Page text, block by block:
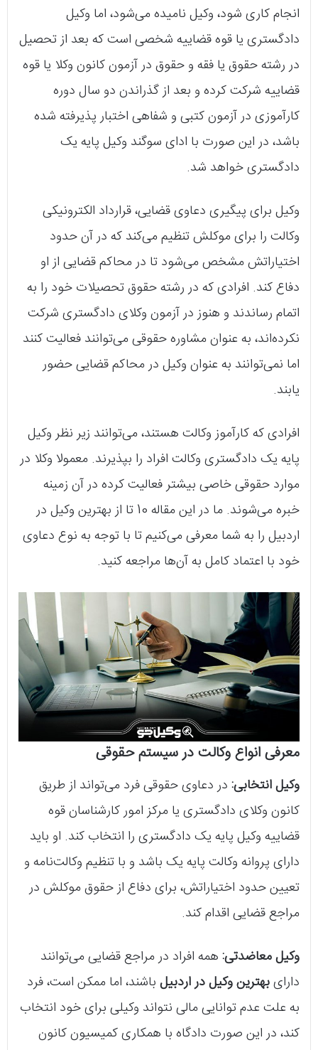
انجام کاری شود، وکیل نامیده می‌شود، اما وکیل
دادگستری یا قوه قضاییه شخصی است که بعد از تحصیل
در رشته حقوق یا فقه و حقوق در آزمون کانون وکلا یا قوه
قضاییه شرکت کرده و بعد از گذراندن دو سال دوره
کارآموزی در آزمون کتبی و شفاهی اختبار پذیرفته شده
باشد، در این صورت با ادای سوگند وکیل پایه یک
دادگستری خواهد شد.
وکیل برای پیگیری دعاوی قضایی، قرارداد الکترونیکی
وکالت را برای موکلش تنظیم می‌کند که در آن حدود
اختیاراتش مشخص می‌شود تا در محاکم قضایی از او
دفاع کند. افرادی که در رشته حقوق تحصیلات خود را به
اتمام رساندند و هنوز در آزمون وکلای دادگستری شرکت
نکرده‌اند، به عنوان مشاوره حقوقی می‌توانند فعالیت کنند
اما نمی‌توانند به عنوان وکیل در محاکم قضایی حضور
یابند.
افرادی که کارآموز وکالت هستند، می‌توانند زیر نظر وکیل
پایه یک دادگستری وکالت افراد را بپذیرند. معمولا وکلا در
موارد حقوقی خاصی بیشتر فعالیت کرده در آن زمینه
خبره می‌شوند. ما در این مقاله 10 تا از بهترین وکیل در
اردبیل را به شما معرفی می‌کنیم تا با توجه به نوع دعاوی
خود با اعتماد کامل به آن‌ها مراجعه کنید.
معرفی انواع وکالت در سیستم حقوقی
وکیل انتخابی: در دعاوی حقوقی فرد می‌تواند از طریق
کانون وکلای دادگستری یا مرکز امور کارشناسان قوه
قضاییه وکیل پایه یک دادگستری را انتخاب کند. او باید
دارای پروانه وکالت پایه یک باشد و با تنظیم وکالت‌نامه و
تعیین حدود اختیاراتش، برای دفاع از حقوق موکلش در
مراجع قضایی اقدام کند.
وکیل معاضدتی: همه افراد در مراجع قضایی می‌توانند
دارایبهترین وکیل در اردبیل باشند، اما ممکن است، فرد
به علت عدم توانایی مالی نتواند وکیلی برای خود انتخاب
کند، در این صورت دادگاه با همکاری کمیسیون کانون